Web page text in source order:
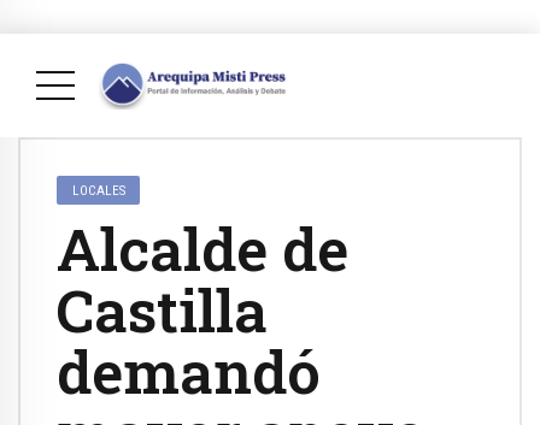
LOCALES
Alcalde de
Castilla
demandó